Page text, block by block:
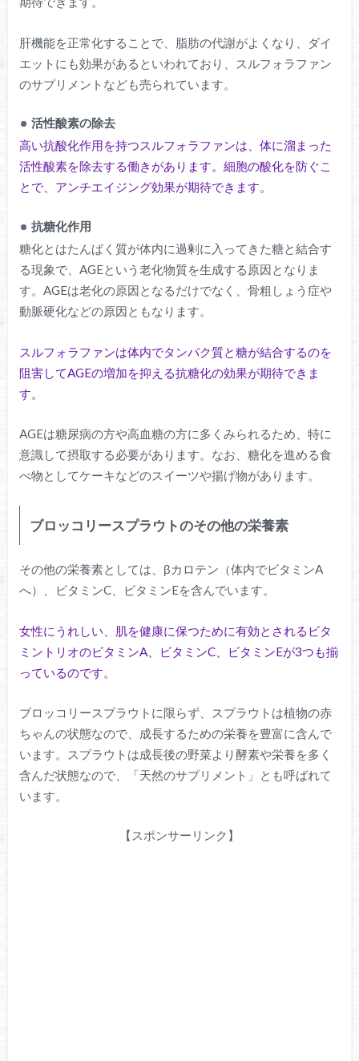
肝機能を正常化することで、脂肪の代謝がよくなり、ダイ
エットにも効果があるといわれており、スルフォラファン
のサプリメントなども売られています。
活性酸素の除去
高い抗酸化作用を持つスルフォラファンは、体に溜まった
活性酸素を除去する働きがあります。細胞の酸化を防ぐこ
とで、アンチエイジング効果が期待できます。
抗糖化作用
糖化とはたんぱく質が体内に過剰に入ってきた糖と結合す
る現象で、AGEという老化物質を生成する原因となりま
す。AGEは老化の原因となるだけでなく、骨粗しょう症や
動脈硬化などの原因ともなります。
スルフォラファンは体内でタンパク質と糖が結合するのを
阻害してAGEの増加を抑える抗糖化の効果が期待できま
す。
AGEは糖尿病の方や高血糖の方に多くみられるため、特に
意識して摂取する必要があります。なお、糖化を進める食
べ物としてケーキなどのスイーツや揚げ物があります。
ブロッコリースプラウトのその他の栄養素
その他の栄養素としては、βカロテン（体内でビタミンA
へ）、ビタミンC、ビタミンEを含んでいます。
女性にうれしい、肌を健康に保つために有効とされるビタ
ミントリオのビタミンA、ビタミンC、ビタミンEが3つも揃
っているのです。
ブロッコリースプラウトに限らず、スプラウトは植物の赤
ちゃんの状態なので、成長するための栄養を豊富に含んで
います。スプラウトは成長後の野菜より酵素や栄養を多く
含んだ状態なので、「天然のサプリメント」とも呼ばれて
います。
【スポンサーリンク】